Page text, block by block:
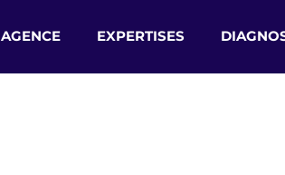
AGENCE EXPERTISES